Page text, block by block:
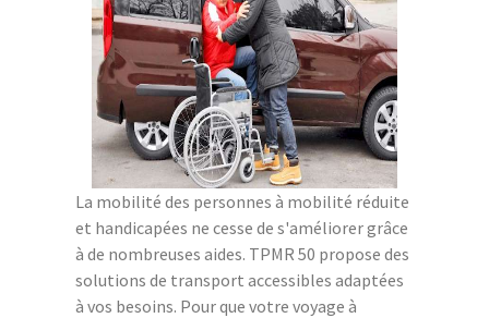
La mobilité des personnes à mobilité réduite
et handicapées ne cesse de s'améliorer grâce
à de nombreuses aides. TPMR 50 propose des
solutions de transport accessibles adaptées
à vos besoins. Pour que votre voyage à